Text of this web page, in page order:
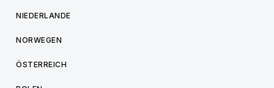
NIEDERLANDE
NORWEGEN
ÖSTERREICH